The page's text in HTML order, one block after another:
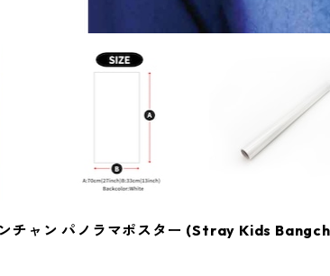
チャン パノラマポスター (Stray Kids